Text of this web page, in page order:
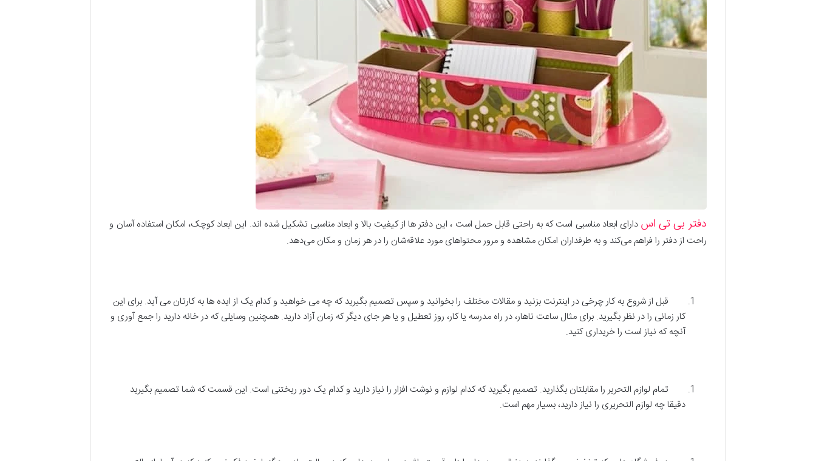
دفتر بی تی اس دارای ابعاد مناسبی است که به راحتی قابل حمل است ، این دفتر ها از کیفیت بالا و ابعاد مناسبی تشکیل شده اند. این ابعاد کوچک، امکان استفاده آسان و
راحت از دفتر را فراهم می‌کند و به طرفداران امکان مشاهده و مرور محتواهای مورد علاقه‌شان را در هر زمان و مکان می‌دهد.
قبل از شروع به کار چرخی در اینترنت بزنید و مقالات مختلف را بخوانید و سپس تصمیم بگیرید که چه می خواهید و کدام یک از ایده ها به کارتان می آید. برای این
کار زمانی را در نظر بگیرید. برای مثال ساعت ناهار، در راه مدرسه یا کار، روز تعطیل و یا هر جای دیگر که زمان آزاد دارید. همچنین وسایلی که در خانه دارید را جمع آوری و
آنچه که نیاز است را خریداری کنید.
تمام لوازم التحریر را مقابلتان بگذارید. تصمیم بگیرید که کدام لوازم و نوشت افزار را نیاز دارید و کدام یک دور ریختنی است. این قسمت که شما تصمیم بگیرید
دقیقا چه لوازم التحریری را نیاز دارید، بسیار مهم است.